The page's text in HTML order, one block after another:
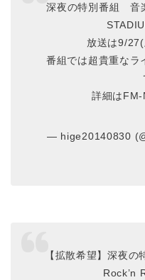
深夜の特別番組 音
放送は9/
番組では超貴重なラ
詳細はFM-
— hige20140830
【拡散希望】深夜
Rock’n